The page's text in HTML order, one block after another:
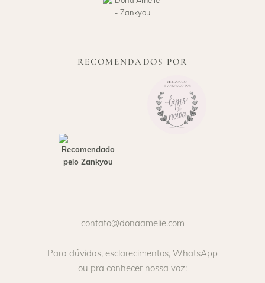
RECOMENDADOS POR
contato@donaamelie.com
Para dúvidas, esclarecimentos, WhatsApp
ou pra conhecer nossa voz: